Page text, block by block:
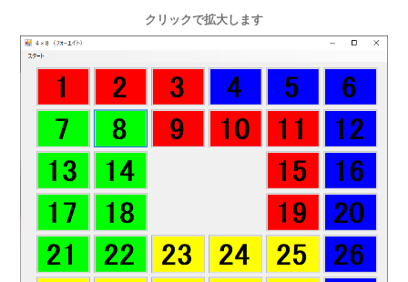
クリックで拡大します